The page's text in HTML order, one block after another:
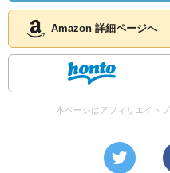
Amazon 詳細ページへ
本ページはアフィリエイト